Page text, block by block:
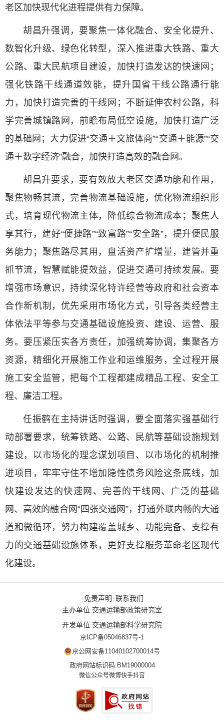
老区加快现代化进程提供有力保障。
胡昌升强调，要聚焦一体化融合、安全化提升、
数智化升级、绿色化转型，深入推进重大铁路、重大
公路、重大民航项目建设，加快打造发达的快速网；
强化铁路干线通道效能，提升国省干线公路通行能
力，加快打造完善的干线网；不断延伸农村公路，科
学完善城镇路网，前瞻布局低空设施，加快打造广泛
的基础网；大力促进“交通＋文旅体商”“交通＋能源”“交
通＋数字经济”融合，加快打造高效的融合网。
胡昌升要求，要有效放大老区交通功能和作用，
聚焦物畅其流，完善物流基础设施，优化物流组织形
式，培育现代物流主体，降低综合物流成本；聚焦人
享其行，建好“便捷路”“致富路”“安全路”，提升便民服
务能力；聚焦路尽其用，盘活资产扩增量，建管并重
抓节流，智慧赋能提效益，促进交通可持续发展。要
增强市场意识，持续深化特许经营等政府和社会资本
合作新机制，优先采用市场化方式，引导各类经营主
体依法平等参与交通基础设施投资、建设、运营、服
务。要压紧压实各方责任，加强统筹协调，集聚各方
资源，精细化开展施工作业和运维服务，全过程开展
施工安全监管，把每个工程都建成精品工程、安全工
程、廉洁工程。
任振鹤在主持讲话时强调，要全面落实强基础行
动部署要求，统筹铁路、公路、民航等基础设施规划
建设，以市场化的理念谋划项目、以市场化的机制推
进项目，牢牢守住不增加隐性债务风险这条底线，加
快建设发达的快速网、完善的干线网、广泛的基础
网、高效的融合网“四张交通网”，打通外联内畅的大通
道和微循环，努力构建覆盖城乡、功能完备、支撑有
力的交通基础设施体系，更好支撑服务革命老区现代
化建设。
| 免责声明 | 联系我们
主办单位:交通运输部政策研究室
开发单位:交通运输部科学研究院
京ICP备05046837号-1
京公网安备11040102700014号
政府网站标识码:BM19000004
微信公众号微博快手抖音